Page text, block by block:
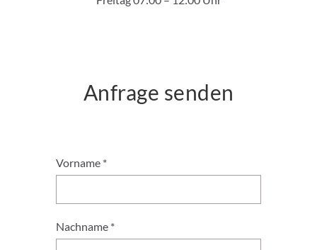
Anfrage senden
Vorname *
Nachname *